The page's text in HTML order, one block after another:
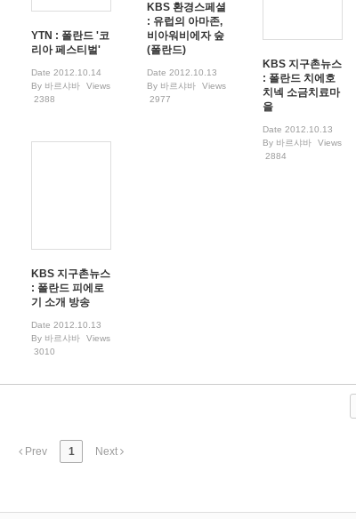
YTN : 폴란드 '코
리아 페스티벌'
Date 2012.10.14
By 바르샤바
Views
2388
KBS 환경스페셜
: 유럽의 아마존,
비아워비에자 숲
(폴란드)
Date 2012.10.13
By 바르샤바
Views
2977
KBS 지구촌뉴스
: 폴란드 치에호
치넥 소금치료마
을
Date 2012.10.13
By 바르샤바
Views
2884
KBS 지구촌뉴스
: 폴란드 피에로
기 소개 방송
Date 2012.10.13
By 바르샤바
Views
3010
Prev 1 Next